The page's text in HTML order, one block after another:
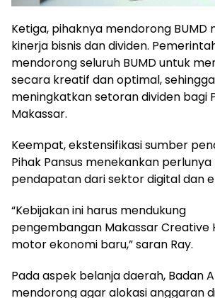
Ketiga, pihaknya mendorong BUMD
kinerja bisnis dan dividen.
mendorong seluruh BUMD untuk
secara kreatif dan optimal,
meningkatkan setoran dividen bagi
Makassar.
Keempat, ekstensifikasi sumber
Pihak Pansus menekankan
pendapatan dari sektor digital dan
“Kebijakan ini harus mendukung
pengembangan Makassar Creative
motor ekonomi baru,” saran Ray.
Pada aspek belanja daerah, Badan
mendorong agar alokasi anggaran